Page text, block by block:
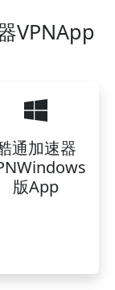
VPNApp
通加速器
版App